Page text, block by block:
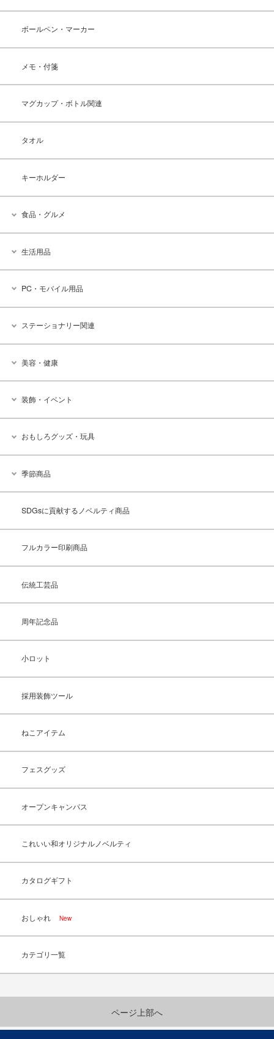
ボールペン・マーカー
メモ・付箋
マグカップ・ボトル関連
タオル
キーホルダー
食品・グルメ
生活用品
PC・モバイル用品
ステーショナリー関連
美容・健康
装飾・イベント
おもしろグッズ・玩具
季節商品
SDGsに貢献するノベルティ商品
フルカラー印刷商品
伝統工芸品
周年記念品
小ロット
採用装飾ツール
ねこアイテム
フェスグッズ
オープンキャンパス
これいい和オリジナルノベルティ
カタログギフト
おしゃれ New
カテゴリ一覧
ページ上部へ